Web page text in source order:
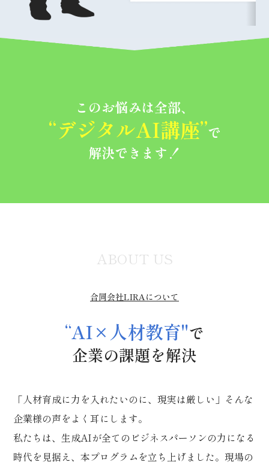
このお悩みは全部、
“デジタルAI講座”で
解決できます！
ABOUT US
合同会社LIRAについて
“AI×人材教育"で
企業の課題を解決
「人材育成に力を入れたいのに、現実は厳しい」そんな
企業様の声をよく耳にします。
私たちは、生成AIが全てのビジネスパーソンの力になる
時代を見据え、本プログラムを立ち上げました。現場の